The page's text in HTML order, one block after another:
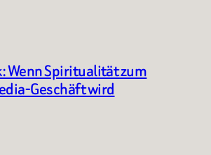
Wenn Spiritualität zum
Geschäft wird